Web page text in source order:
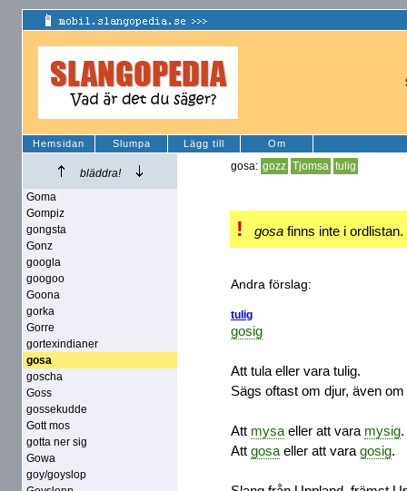
Hemsidan Slumpa Lägg till Om
bläddra!
Goma
Gompiz
gongsta
Gonz
googla
googoo
Goona
gorka
Gorre
gortexindianer
gosa
goscha
Goss
gossekudde
Gott mos
gotta ner sig
Gowa
goy/goyslop
gosa: gozz Tjomsa tulig
! gosa finns inte i ordlistan.
Andra förslag:
tulig
gosig
Att tula eller vara tulig.
Sägs oftast om djur, även
Att mysa eller att vara mysig.
Att gosa eller att vara gosig.